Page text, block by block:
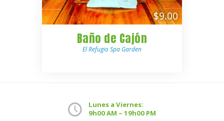
$9.00
Baño de Cajón
El Refugio Spa Garden
Lunes a Viernes:
9h00 AM – 19h00 PM